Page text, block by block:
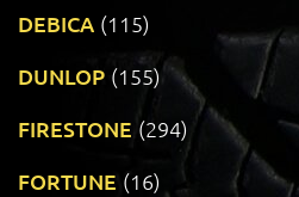
DEBICA (115)
DUNLOP (155)
FIRESTONE (294)
FORTUNE (16)